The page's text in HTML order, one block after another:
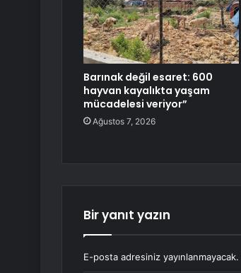
Barınak değil esaret: 600
hayvan kayalıkta yaşam
mücadelesi veriyor”
Ağustos 7, 2026
Bir yanıt yazın
E-posta adresiniz yayınlanmayacak.